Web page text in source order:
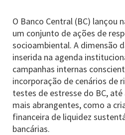
O Banco Central (BC) lançou
um conjunto de ações de
socioambiental. A dimensão
inserida na agenda
campanhas internas
incorporação de cenários de
testes de estresse do BC,
mais abrangentes, como a
financeira de liquidez
bancárias.